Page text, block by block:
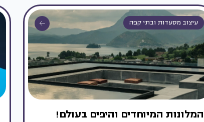
עיצוב מסעדות ובתי קפה
המלונות המיוחדים והיפים בעולם!